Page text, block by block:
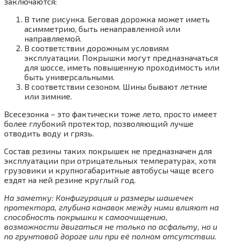
В типе рисунка. Беговая дорожка может иметь
асимметрию, быть ненаправленной или
направляемой.
В соответствии дорожным условиям
эксплуатации. Покрышки могут предназначаться
для шоссе, иметь повышенную проходимость или
быть универсальными.
В соответствии сезоном. Шины бывают летние
или зимние.
Всесезонка – это фактически тоже лето, просто имеет
более глубокий протектор, позволяющий лучше
отводить воду и грязь.
Состав резины таких покрышек не предназначен для
эксплуатации при отрицательных температурах, хотя
грузовики и крупногабаритные автобусы чаще всего
ездят на ней резине круглый год.
На заметку: Конфигурация и размеры шашечек
протектора, глубина канавок между ними влияют на
способность покрышки к самоочищению,
возможности двигаться не только по асфальту, но и
по грунтовой дороге или при её полном отсутствии.